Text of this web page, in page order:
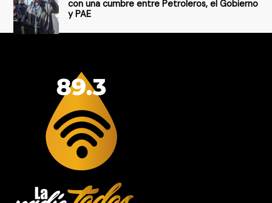
con una cumbre entre Petroleros, el Gobierno
y PAE